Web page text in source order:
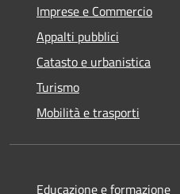
Imprese e Commercio
Appalti pubblici
Catasto e urbanistica
Turismo
Mobilità e trasporti
Educazione e formazione